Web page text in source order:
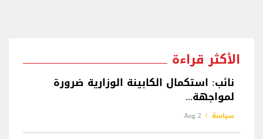
الأكثر قراءة
نائب: استكمال الكابينة الوزارية ضرورة
لمواجهة...
سياسة 2 Aug